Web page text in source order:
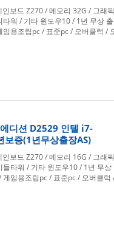
보드 Z270 / 메모리 32G / 그래
워 / 기타 윈도우10 / 1년 무상
용조립pc / 표준pc / 오버클럭 /
디션 D2529 인텔 i7-
증(1년무상출장AS)
보드 Z270 / 메모리 16G / 그래
타워 / 기타 윈도우10 / 1년 무상
임용조립pc / 표준pc / 오버클